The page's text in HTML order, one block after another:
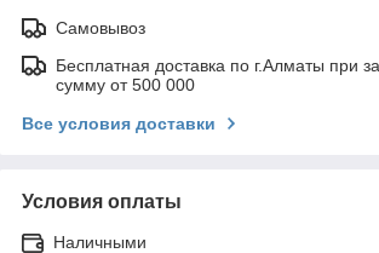
Самовывоз
Бесплатная доставка по г.Алматы при
сумму от 500 000
Все условия доставки
Условия оплаты
Наличными